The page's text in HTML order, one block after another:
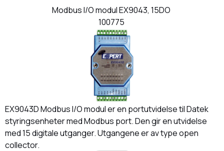
Modbus I/O modul EX9043, 15DO
100775
EX9043D Modbus I/O modul er en portutvidelse til Datek
styringsenheter med Modbus port. Den gir en utvidelse
med 15 digitale utganger. Utgangene er av type open
collector.